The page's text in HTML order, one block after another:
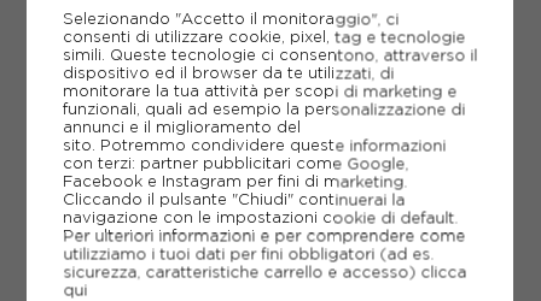
PIÙ INFORMAZIONI
SCHEDA TECNICA
GUIDA ALLE TAGLIE
DOMANDE FREQUENTI
Come ordinare la taglia giusta?
Selezionando "Accetto il monitoraggio", ci
consenti di utilizzare cookie, pixel, tag e tecnologie
simili. Queste tecnologie ci consentono, attraverso il
dispositivo ed il browser da te utilizzati, di
monitorare la tua attività per scopi di marketing e
funzionali, quali ad esempio la personalizzazione di
annunci e il miglioramento del
sito. Potremmo condividere queste informazioni
con terzi: partner pubblicitari come Google,
Facebook e Instagram per fini di marketing.
Cliccando il pulsante "Chiudi" continuerai la
navigazione con le impostazioni cookie di default.
Per ulteriori informazioni e per comprendere come
utilizziamo i tuoi dati per fini obbligatori (ad es.
sicurezza, caratteristiche carrello e accesso) clicca
qui